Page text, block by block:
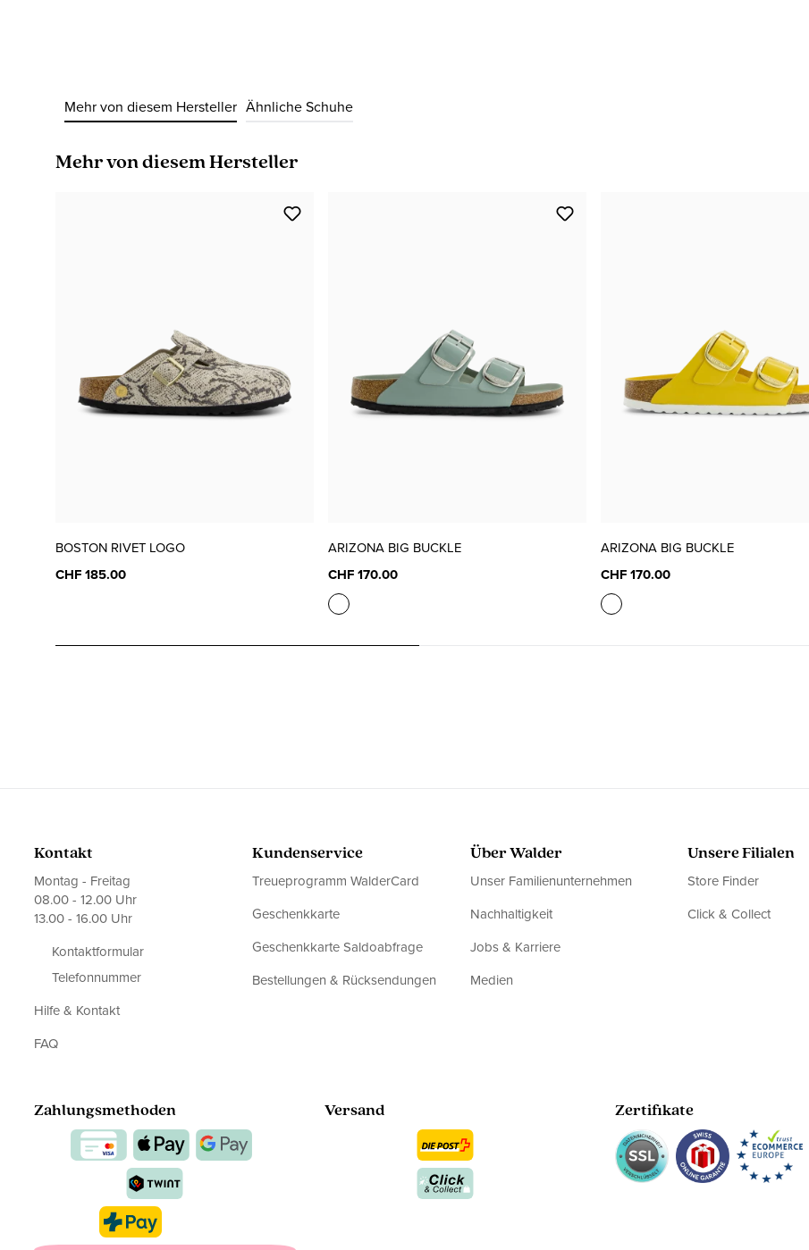
Mehr von diesem Hersteller Ähnliche Schuhe
Produktgalerie überspringen
Mehr von diesem Hersteller
BOSTON RIVET LOGO
CHF 185.00
ARIZONA BIG BUCKLE
CHF 170.00
ARIZONA BIG BUCKLE
CHF 170.00
Kontakt
Montag - Freitag
08.00 - 12.00 Uhr
13.00 - 16.00 Uhr
Kontaktformular
Telefonnummer
Hilfe & Kontakt
FAQ
Kundenservice
Treueprogramm WalderCard
Geschenkkarte
Geschenkkarte Saldoabfrage
Bestellungen & Rücksendungen
Über Walder
Unser Familienunternehmen
Nachhaltigkeit
Jobs & Karriere
Medien
Unsere Filialen
Store Finder
Click & Collect
Zahlungsmethoden Versand Zertifikate